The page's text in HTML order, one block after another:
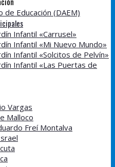
Educación (DAEM)
Infantil «Carrusel»
Infantil «Mi Nuevo Mundo»
Infantil «Solcitos de Pelvín»
Infantil «Las Puertas de
Vargas
Malloco
Freí Montalva